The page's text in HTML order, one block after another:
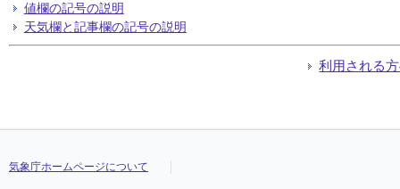
値欄の記号の説明
天気欄と記事欄の記号の説明
利用される
気象庁ホームページについて